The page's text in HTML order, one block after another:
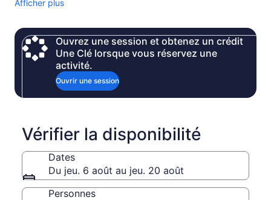
Afficher plus
Ouvrez une session et obtenez un crédit
Une Clé lorsque vous réservez une
activité.
Ouvrir une session
Vérifier la disponibilité
Dates
Du jeu. 6 août au jeu. 20 août
Personnes